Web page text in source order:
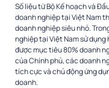
Số liệu từ Bộ Kế hoạch và
doanh nghiệp tại Việt Nam
doanh nghiệp siêu nhỏ.
nghiệp tại Việt Nam sử
được mục tiêu 80% doanh
của Chính phủ, các doanh
tích cực và chủ động ứng
doanh.